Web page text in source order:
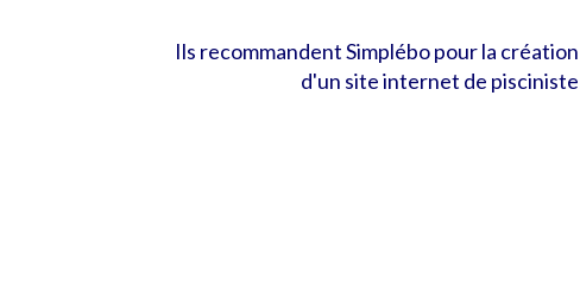
Ils recommandent Simplébo pour la création
d'un site internet de pisciniste